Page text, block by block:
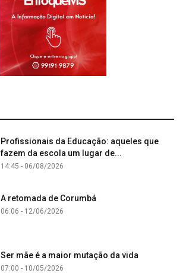
Profissionais da Educação: aqueles que
fazem da escola um lugar de...
14:45 - 06/08/2026
A retomada de Corumbá
06:06 - 12/06/2026
Ser mãe é a maior mutação da vida
07:00 - 10/05/2026